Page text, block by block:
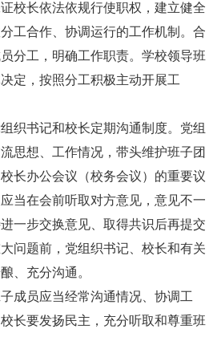
校长依法依规行使职权，建立健全
工合作、协调运行的工作机制。合
分工，明确工作职责。学校领导班
定，按照分工积极主动开展工
组织书记和校长定期沟通制度。党组
思想、工作情况，带头维护班子团
长办公会议（校务会议）的重要议
当在会前听取对方意见，意见不一
一步交换意见、取得共识后再提交
问题前，党组织书记、校长和有关
酿、充分沟通。
子成员应当经常沟通情况、协调工
长要发扬民主，充分听取和尊重班